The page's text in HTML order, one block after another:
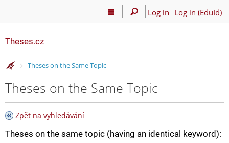
Log in Log in (EduId)
Theses.cz
>
Theses on the Same Topic
Theses on the Same Topic
Zpět na vyhledávání
Theses on the same topic (having an identical keyword):